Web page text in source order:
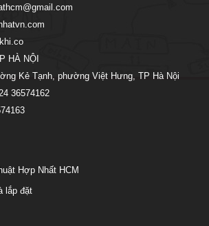
HÀ NỘI
Kẻ Tạnh, phường Việt Hưng, TP Hà Nội
36574162
Hợp Nhất HCM
lắp đặt